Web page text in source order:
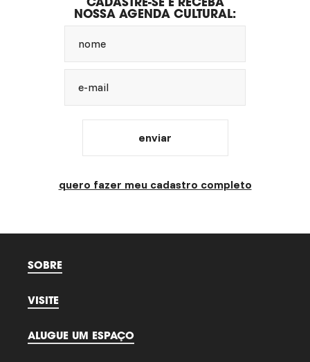
NOSSA AGENDA CULTURAL:
nome
e-mail
enviar
quero fazer meu cadastro completo
SOBRE
VISITE
ALUGUE UM ESPAÇO